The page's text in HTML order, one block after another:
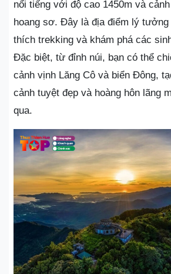
nổi tiếng với độ cao 1450m và
hoang sơ. Đây là địa điểm lý
thích trekking và khám phá các
Đặc biệt, từ đỉnh núi, bạn có thể
cảnh vịnh Lăng Cô và biển Đông,
cảnh tuyệt đẹp và hoàng hôn lãng
qua.